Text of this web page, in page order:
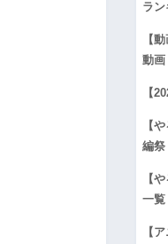
ラン
【
動画
【
【
編
【
一覧
【